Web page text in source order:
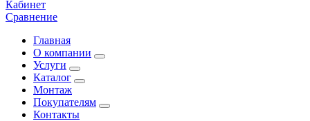
Кабинет
Сравнение
Главная
О компании
Услуги
Каталог
Монтаж
Покупателям
Контакты